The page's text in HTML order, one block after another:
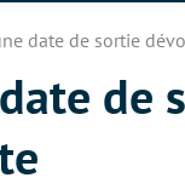
date de sortie
de